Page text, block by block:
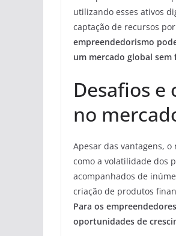
utilizando esses ativos
captação de recursos
empreendedorismo
um mercado global sem
Desafios
no
Apesar das vantagens,
como a volatilidade dos
acompanhados de
criação de produtos
Para os
oportunidades de